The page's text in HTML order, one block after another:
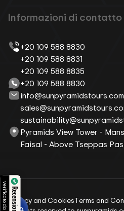
Informazioni di contatto
+20 109 588 8830
+20 109 588 8831
+20 109 588 8835
+20 109 588 8830
info@sunpyramidstours.com
Pyramids View Tower -
Faisal - Above Tseppas
Privacy and CookiesTerms and
Verificato da